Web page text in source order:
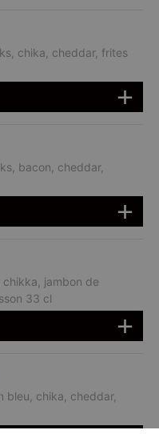
chika, cheddar, frites
bacon, cheddar,
jambon de
33 cl
bleu, chika, cheddar,